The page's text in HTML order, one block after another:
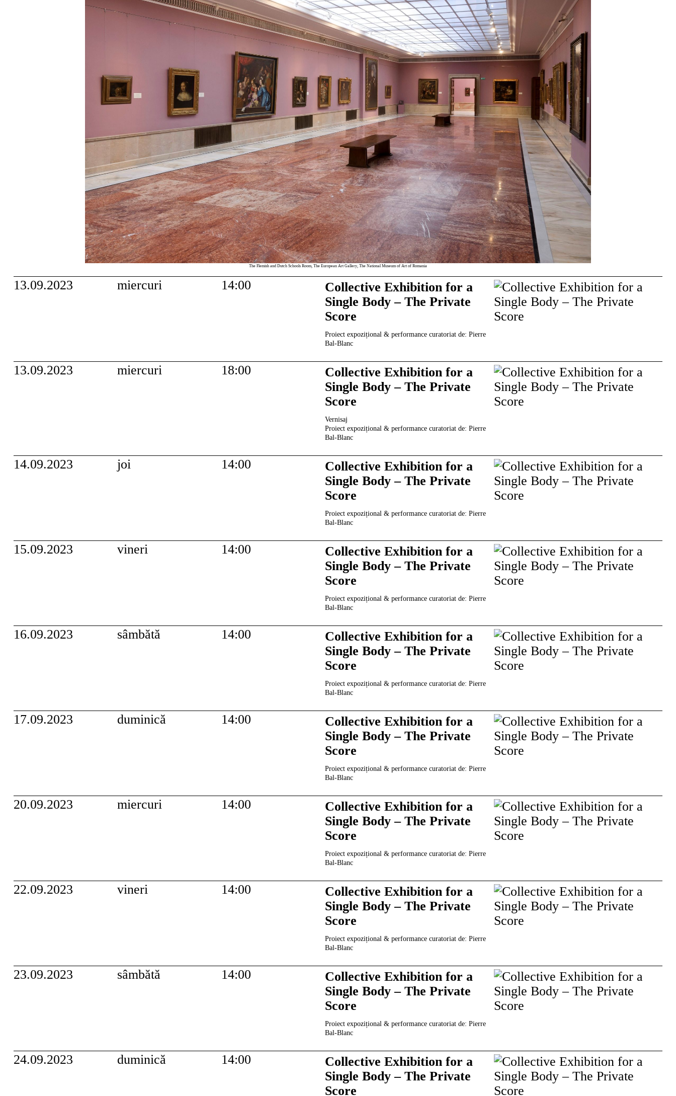
The Flemish and Dutch Schools Room, The European Art Gallery, The National Museum of Art of Romania
13.09.2023 miercuri 14:00
Collective Exhibition for a
Single Body – The Private
Score
Proiect expozițional & performance curatoriat de: Pierre
Bal-Blanc
13.09.2023 miercuri 18:00
Collective Exhibition for a
Single Body – The Private
Score
Vernisaj
Proiect expozițional & performance curatoriat de: Pierre
Bal-Blanc
14.09.2023 joi 14:00
Collective Exhibition for a
Single Body – The Private
Score
Proiect expozițional & performance curatoriat de: Pierre
Bal-Blanc
15.09.2023 vineri 14:00
Collective Exhibition for a
Single Body – The Private
Score
Proiect expozițional & performance curatoriat de: Pierre
Bal-Blanc
16.09.2023 sâmbătă 14:00
Collective Exhibition for a
Single Body – The Private
Score
Proiect expozițional & performance curatoriat de: Pierre
Bal-Blanc
17.09.2023 duminică 14:00
Collective Exhibition for a
Single Body – The Private
Score
Proiect expozițional & performance curatoriat de: Pierre
Bal-Blanc
20.09.2023 miercuri 14:00
Collective Exhibition for a
Single Body – The Private
Score
Proiect expozițional & performance curatoriat de: Pierre
Bal-Blanc
22.09.2023 vineri 14:00
Collective Exhibition for a
Single Body – The Private
Score
Proiect expozițional & performance curatoriat de: Pierre
Bal-Blanc
23.09.2023 sâmbătă 14:00
Collective Exhibition for a
Single Body – The Private
Score
Proiect expozițional & performance curatoriat de: Pierre
Bal-Blanc
24.09.2023 duminică 14:00
Collective Exhibition for a
Single Body – The Private
Score